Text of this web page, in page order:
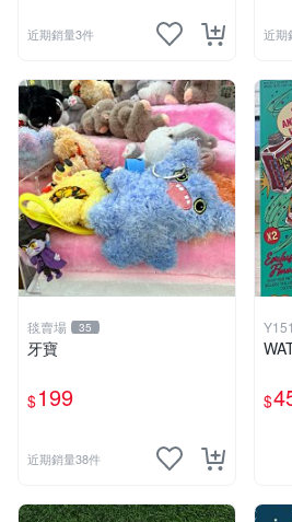
近期銷量3件 近期
毯賣場 35
牙寶
$199
近期銷量38件
$